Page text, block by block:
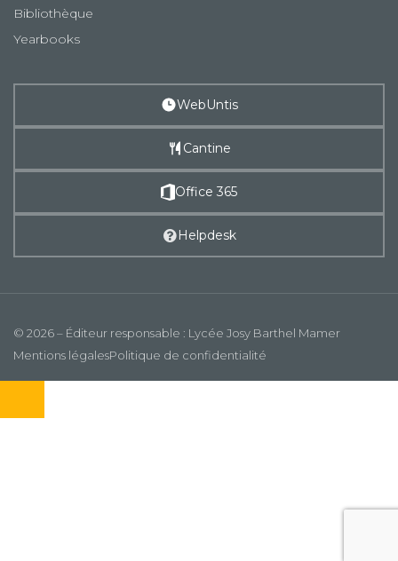
Bibliothèque
Yearbooks
WebUntis
Cantine
Office 365
Helpdesk
© 2026 – Éditeur responsable : Lycée Josy Barthel Mamer
Mentions légalesPolitique de confidentialité